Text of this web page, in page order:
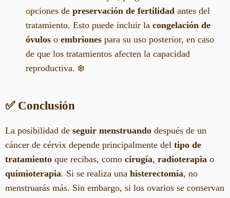
opciones de preservación de fertilidad antes del
tratamiento. Esto puede incluir la congelación de
óvulos o embriones para su uso posterior, en caso
de que los tratamientos afecten la capacidad
reproductiva. ❄️
✅ Conclusión
La posibilidad de seguir menstruando después de un
cáncer de cérvix depende principalmente del tipo de
tratamiento que recibas, como cirugía, radioterapia o
quimioterapia. Si se realiza una histerectomía, no
menstruarás más. Sin embargo, si los ovarios se conservan